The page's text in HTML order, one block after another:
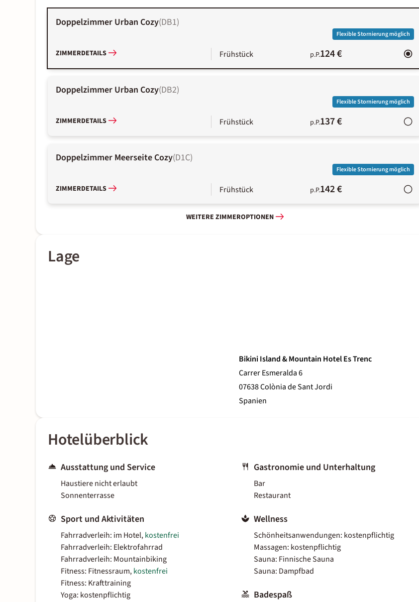
Doppelzimmer Urban Cozy(DB1)
Flexible Stornierung möglich
ZIMMERDETAILS Frühstück p.P.124 €
Doppelzimmer Urban Cozy(DB2)
Flexible Stornierung möglich
ZIMMERDETAILS Frühstück p.P.137 €
Doppelzimmer Meerseite Cozy(D1C)
Flexible Stornierung möglich
ZIMMERDETAILS Frühstück p.P.142 €
WEITERE ZIMMEROPTIONEN
Lage
Bikini Island & Mountain Hotel Es Trenc
Carrer Esmeralda 6
07638 Colònia de Sant Jordi
Spanien
Hotelüberblick
Ausstattung und Service
Haustiere nicht erlaubt
Sonnenterrasse
Sport und Aktivitäten
Fahrradverleih: im Hotel,kostenfrei
Fahrradverleih: Elektrofahrrad
Fahrradverleih: Mountainbiking
Fitness: Fitnessraum,kostenfrei
Fitness: Krafttraining
Yoga: kostenpflichtig
Gastronomie und Unterhaltung
Bar
Restaurant
Wellness
Schönheitsanwendungen: kostenpflichtig
Massagen: kostenpflichtig
Sauna: Finnische Sauna
Sauna: Dampfbad
Badespaß